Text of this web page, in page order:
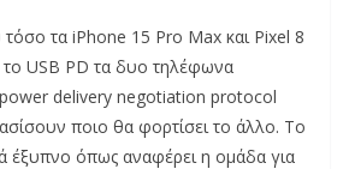
τα iPhone 15 Pro Max και Pixel 8
USB PD τα δυο τηλέφωνα
delivery negotiation protocol
ποιο θα φορτίσει το άλλο. Το
έξυπνο όπως αναφέρει η ομάδα για